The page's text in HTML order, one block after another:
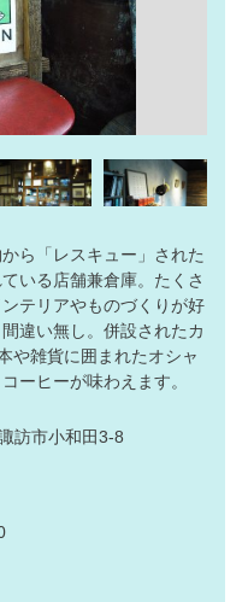
ら「レスキュー」された
いる店舗兼倉庫。たくさ
テリアやものづくりが好
違い無し。併設されたカ
や雑貨に囲まれたオシャ
ーヒーが味わえます。
訪市小和田3-8